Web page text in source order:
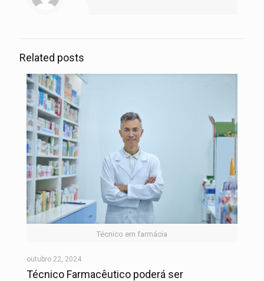
Related posts
Técnico em farmácia
outubro 22, 2024
Técnico Farmacêutico poderá ser